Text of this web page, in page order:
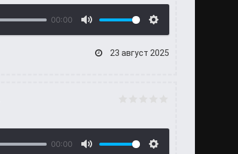
00:00
23 август 2025
00:00